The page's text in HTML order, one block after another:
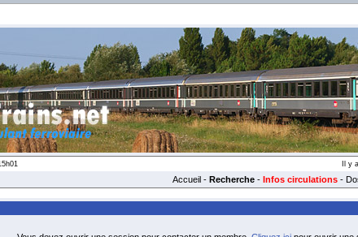
Il y
Accueil - Recherche - Infos circulations -